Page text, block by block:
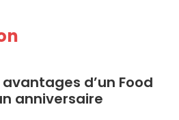
d’un Food
anniversaire